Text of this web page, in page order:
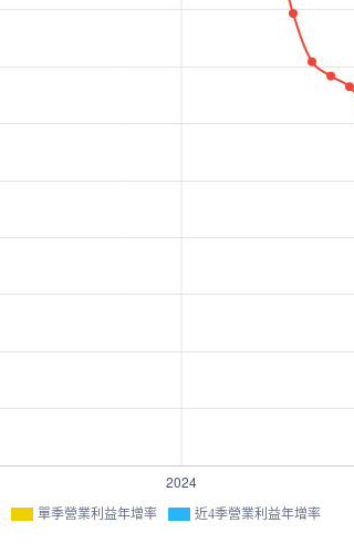
單季營業利益年增率 近4季營業利益年增率